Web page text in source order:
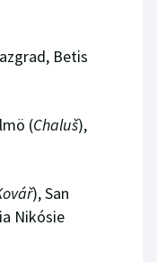
Betis
(Chaluš),
), San
Nikósie